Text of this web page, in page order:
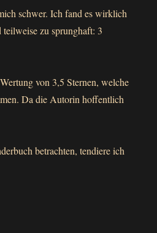
schwer. Ich fand es wirklich
teilweise zu sprunghaft: 3
von 3,5 Sternen, welche
Da die Autorin hoffentlich
betrachten, tendiere ich